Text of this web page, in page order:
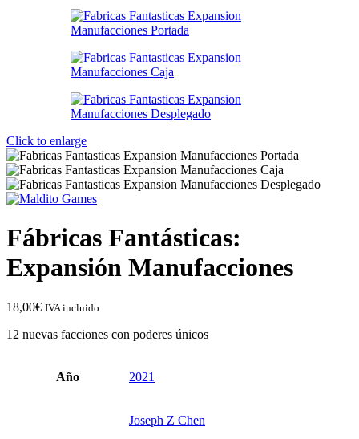
Click to enlarge
Fábricas Fantásticas:
Expansión Manufacciones
18,00€ IVA incluido
12 nuevas facciones con poderes únicos
Año 2021
Joseph Z Chen